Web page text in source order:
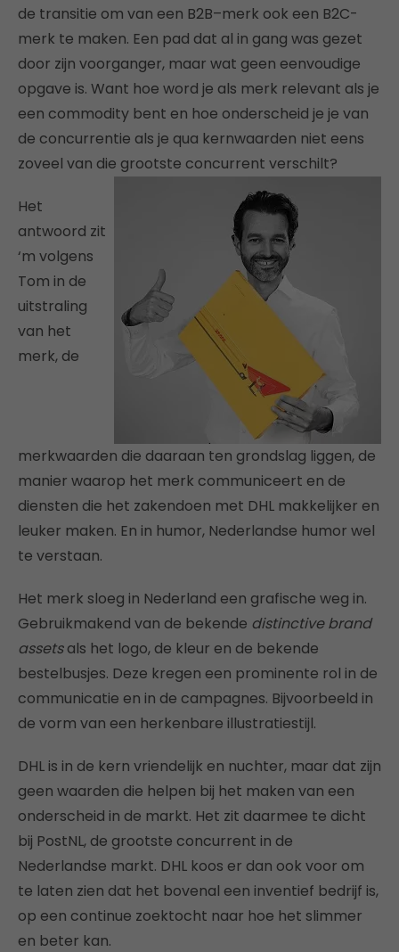
de transitie om van een B2B–merk ook een B2C-
merk te maken. Een pad dat al in gang was gezet
door zijn voorganger, maar wat geen eenvoudige
opgave is. Want hoe word je als merk relevant als je
een commodity bent en hoe onderscheid je je van
de concurrentie als je qua kernwaarden niet eens
zoveel van die grootste concurrent verschilt?
Het
antwoord zit
‘m volgens
Tom in de
uitstraling
van het
merk, de
merkwaarden die daaraan ten grondslag liggen, de
manier waarop het merk communiceert en de
diensten die het zakendoen met DHL makkelijker en
leuker maken. En in humor, Nederlandse humor wel
te verstaan.
Het merk sloeg in Nederland een grafische weg in.
Gebruikmakend van de bekende distinctive brand
assetsals het logo, de kleur en de bekende
bestelbusjes. Deze kregen een prominente rol in de
communicatie en in de campagnes. Bijvoorbeeld in
de vorm van een herkenbare illustratiestijl.
DHL is in de kern vriendelijk en nuchter, maar dat zijn
geen waarden die helpen bij het maken van een
onderscheid in de markt. Het zit daarmee te dicht
bij PostNL, de grootste concurrent in de
Nederlandse markt. DHL koos er dan ook voor om
te laten zien dat het bovenal een inventief bedrijf is,
op een continue zoektocht naar hoe het slimmer
en beter kan.